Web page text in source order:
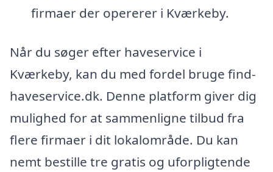
firmaer der opererer i Kværkeby.
Når du søger efter haveservice i
Kværkeby, kan du med fordel bruge find-
haveservice.dk. Denne platform giver dig
mulighed for at sammenligne tilbud fra
flere firmaer i dit lokalområde. Du kan
nemt bestille tre gratis og uforpligtende